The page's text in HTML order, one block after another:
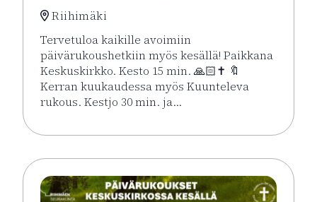
Riihimäki
Tervetuloa kaikille avoimiin
päivärukoushetkiin myös kesällä! Paikkana
Keskuskirkko. Kesto 15 min. 🙏🏻✝️ 🔖
Kerran kuukaudessa myös Kuunteleva
rukous. Kestjo 30 min. ja…
Lue lisää tapahtumasta Kesän rukoushetket